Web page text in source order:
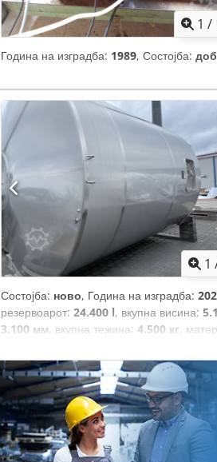
1 /
Година на изградба: 1989, Состојба:
1
Состојба: ново, Година на изградба:
резервоарот: 24.400 l, вкупна висина:
3.100 мм, вкупна тежина: 4.500 кг,
греда, Опрема:Ознака CE,